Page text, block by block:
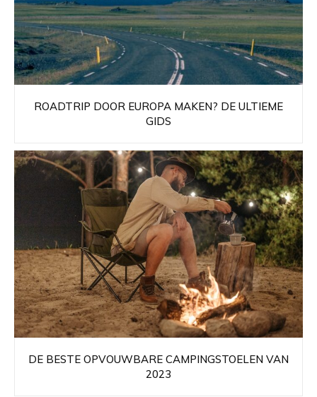
ROADTRIP DOOR EUROPA MAKEN? DE ULTIEME
GIDS
DE BESTE OPVOUWBARE CAMPINGSTOELEN VAN
2023